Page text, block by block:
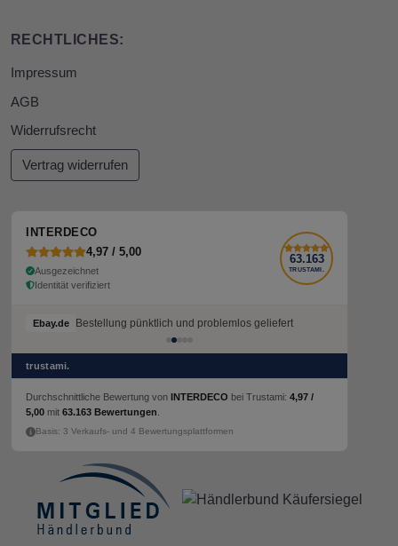
RECHTLICHES:
Impressum
AGB
Widerrufsrecht
Vertrag widerrufen
INTERDECO
4,97 / 5,00
Ausgezeichnet
Identität verifiziert
63.163
TRUSTAMI.
Ebay.de Bestellung pünktlich und problemlos geliefert
trustami.
Durchschnittliche Bewertung von INTERDECO bei Trustami: 4,97 /
5,00 mit 63.163 Bewertungen
Basis: 3 Verkaufs- und 4 Bewertungsplattformen